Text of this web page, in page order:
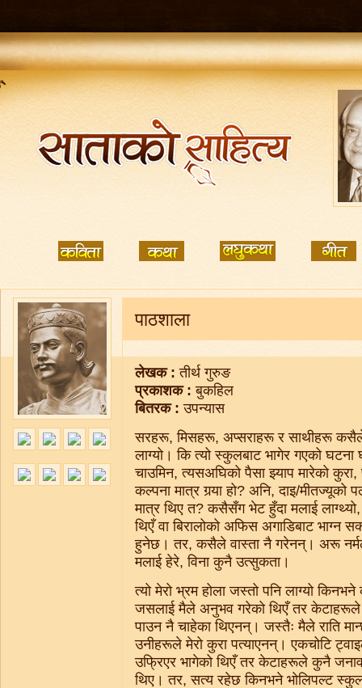
पाठशाला
लेखक :तीर्थ गुरुङ
प्रकाशक :बुकहिल
बितरक :उपन्यास
सरहरू, मिसहरू, अप्सराहरू र साथीहरू
लाग्यो। कि त्यो स्कुलबाट भागेर गएको
चाउमिन, त्यसअघिको पैसा झ्याप मारेको
कल्पना मात्र गर्‍या हो? अनि, दाइ/
मात्र थिए त? कसैसँग भेट हुँदा मलाई
थिएँ वा बिरालोको अफिस अगाडिबाट भाग्न
हुनेछ। तर, कसैले वास्ता नै गरेनन्। अरू
मलाई हेरे, विना कुनै उत्सुकता।
त्यो मेरो भ्रम होला जस्तो पनि लाग्यो
जसलाई मैले अनुभव गरेको थिएँ तर केटाहरूले
पाउन नै चाहेका थिएनन्। जस्तैः मैले राति
उनीहरूले मेरो कुरा पत्याएनन्। एकचोटि
उफ्रिएर भागेको थिएँ तर केटाहरूले कुनै
थिए। तर, सत्य रहेछ किनभने भोलिपल्ट स्कुल